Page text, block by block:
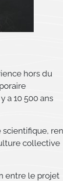
hors du
a 10 500 ans
scientifique,
collective
entre le projet